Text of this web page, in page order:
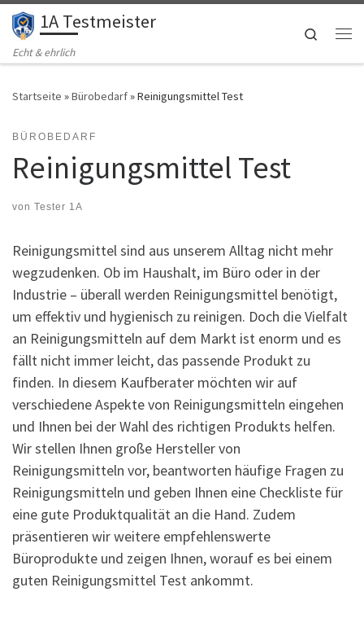
Zum Inhalt springen
1A Testmeister
Echt & ehrlich
Search
Startseite »Bürobedarf»Reinigungsmittel Test
BÜROBEDARF
Reinigungsmittel Test
von Tester 1A
Reinigungsmittel sind aus unserem Alltag nicht mehr
wegzudenken. Ob im Haushalt, im Büro oder in der
Industrie – überall werden Reinigungsmittel benötigt,
um effektiv und hygienisch zu reinigen. Doch die Vielfalt
an Reinigungsmitteln auf dem Markt ist enorm und es
fällt nicht immer leicht, das passende Produkt zu
finden. In diesem Kaufberater möchten wir auf
verschiedene Aspekte von Reinigungsmitteln eingehen
und Ihnen bei der Wahl des richtigen Produkts helfen.
Wir stellen Ihnen große Hersteller von
Reinigungsmitteln vor, beantworten häufige Fragen zu
Reinigungsmitteln und geben Ihnen eine Checkliste für
eine gute Produktqualität an die Hand. Zudem
präsentieren wir weitere empfehlenswerte
Büroprodukte und zeigen Ihnen, worauf es bei einem
guten Reinigungsmittel Test ankommt.